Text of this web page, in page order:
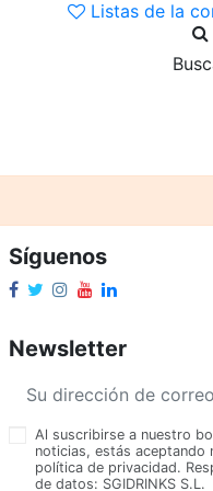
Listas de la
Síguenos
Newsletter
Al suscribirse a nuestro
noticias, estás aceptando
política de privacidad.
de datos: SGIDRINKS S.L.